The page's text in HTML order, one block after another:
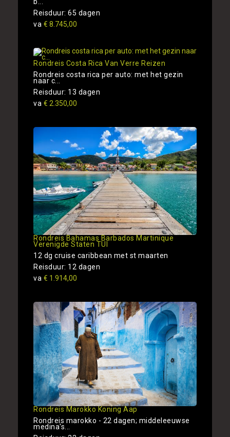
b...
Reisduur: 65 dagen
va € 8.745,00
Rondreis Costa Rica Van Verre Reizen
Rondreis costa rica per auto: met het gezin
naar c...
Reisduur: 13 dagen
va € 2.350,00
Rondreis Bahamas Barbados Martinique
Verenigde Staten TUI
12 dg cruise caribbean met st maarten
Reisduur: 12 dagen
va € 1.914,00
Rondreis Marokko Koning Aap
Rondreis marokko - 22 dagen; middeleeuwse
medina's...